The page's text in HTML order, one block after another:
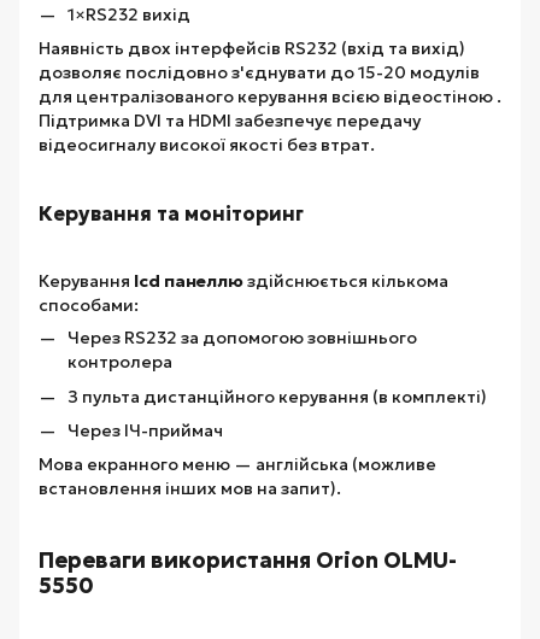
1×RS232 вихід
Наявність двох інтерфейсів RS232 (вхід та вихід)
дозволяє послідовно з'єднувати до 15-20 модулів
для централізованого керування всією відеостіною .
Підтримка DVI та HDMI забезпечує передачу
відеосигналу високої якості без втрат.
Керування та моніторинг
Керування lcd панеллюздійснюється кількома
способами:
Через RS232 за допомогою зовнішнього
контролера
З пульта дистанційного керування (в комплекті)
Через ІЧ-приймач
Мова екранного меню — англійська (можливе
встановлення інших мов на запит).
Переваги використання Orion OLMU-
5550